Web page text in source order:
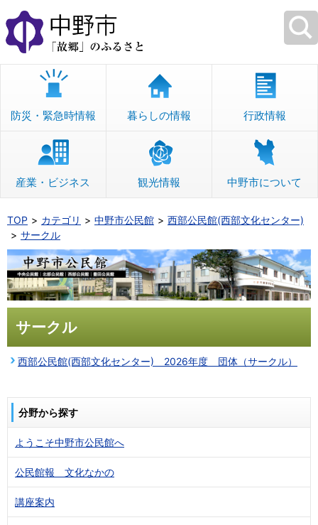
本
文
へ
移
防災・緊急時情報 暮らしの情報 行政情報
産業・ビジネス 観光情報 中野市について
TOP カテゴリ 中野市公民館
西部公民館(西部文化センター)
サークル
サークル
西部公民館(西部文化センター) 2026年度 団体（サークル）
分野から探す
ようこそ中野市公民館へ
公民館報 文化なかの
講座案内